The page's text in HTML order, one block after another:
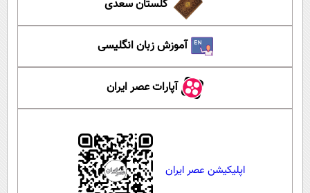
گلستان سعدی
آموزش زبان انگلیسی
آپارات عصر ایران
اپلیکیشن عصر ایران